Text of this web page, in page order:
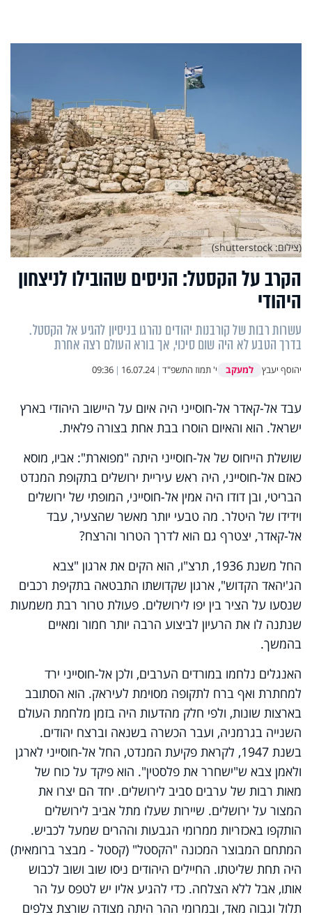
הקרב על הקסטל: הניסים שהובילו לניצחון
היהודי
עשרות רבות של קורבנות יהודים נהרגו בניסיון להגיע אל הקסטל.
בדרך הטבע לא היה שום סיכוי, אך בורא העולם רצה אחרת
יהוסף יעבץ למעקב י' תמוז התשפ"ד |
16.07.24
|
09:36
(צילום: shutterstock)
עבד אל-קאדר אל-חוסייני היה איום על היישוב היהודי בארץ
ישראל. הוא והאיום הוסרו בבת אחת בצורה פלאית.
שושלת הייחוס של אל-חוסייני היתה "מפוארת": אביו, מוסא
כאזם אל-חוסייני, היה ראש עיריית ירושלים בתקופת המנדט
הבריטי, ובן דודו היה אמין אל-חוסייני, המופתי של ירושלים
וידידו של היטלר. מה טבעי יותר מאשר שהצעיר, עבד
אל-קאדר, יצטרף גם הוא לדרך הטרור והרצח?
החל משנת 1936, תרצ"ו, הוא הקים את ארגון "צבא
הג'יהאד הקדוש", ארגון שקדושתו התבטאה בתקיפת רכבים
שנסעו על הציר בין יפו לירושלים. פעולת טרור רבת משמעות
שנתנה לו את הרעיון לביצוע הרבה יותר חמור ומאיים
בהמשך.
האנגלים נלחמו במורדים הערבים, ולכן אל-חוסייני ירד
למחתרת ואף ברח לתקופה מסוימת לעיראק. הוא הסתובב
בארצות שונות, ולפי חלק מהדעות היה בזמן מלחמת העולם
השנייה בגרמניה, ועבר הכשרה בשנאה וברצח יהודים.
בשנת 1947, לקראת פקיעת המנדט, החל אל-חוסייני לארגן
ולאמן צבא ש"ישחרר את פלסטין". הוא פיקד על כוח של
מאות רבות של ערבים סביב לירושלים. יחד הם יצרו את
המצור על ירושלים. שיירות שעלו מתל אביב לירושלים
הותקפו באכזריות ממרומי הגבעות וההרים שמעל לכביש.
המתחם המבוצר המכונה "הקסטל" (קסטל - מבצר ברומאית)
היה תחת שליטתו. החיילים היהודים ניסו שוב ושוב לכבוש
אותו, אבל ללא הצלחה. כדי להגיע אליו יש לטפס על הר
תלול וגבוה מאד, ובמרומי ההר היתה מצודה שורצת צלפים